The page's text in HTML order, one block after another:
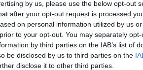
by us, please use the below opt-out
after your opt-out request is processed
on personal information utilized by us
to your opt-out. You may separately
by third parties on the IAB’s list of
be disclosed by us to third parties on the
disclose it to other third parties.
de la capitale, cet hôtel vous
terrasse. A seulement 15
de charmantes cabanes en
locale et de saison,